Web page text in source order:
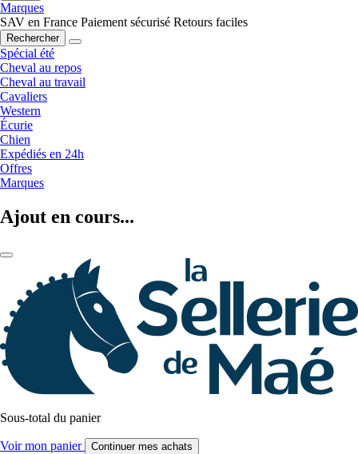
Marques
SAV en France Paiement sécurisé Retours faciles
Rechercher
Spécial été
Cheval au repos
Cheval au travail
Cavaliers
Western
Écurie
Chien
Expédiés en 24h
Offres
Marques
Ajout en cours...
Sous-total du panier
Voir mon panier Continuer mes achats